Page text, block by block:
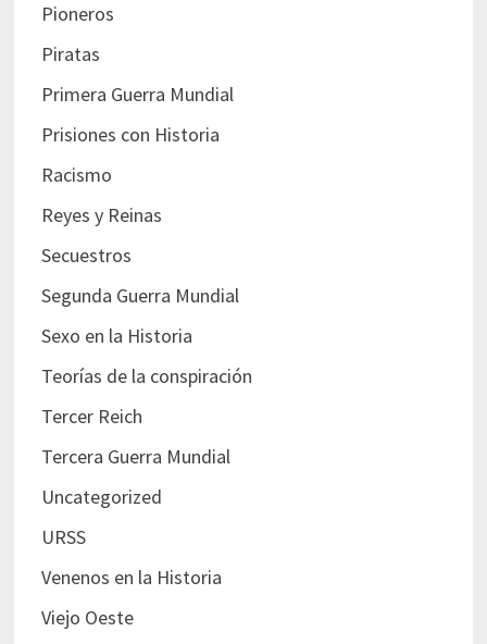
Pioneros
Piratas
Primera Guerra Mundial
Prisiones con Historia
Racismo
Reyes y Reinas
Secuestros
Segunda Guerra Mundial
Sexo en la Historia
Teorías de la conspiración
Tercer Reich
Tercera Guerra Mundial
Uncategorized
URSS
Venenos en la Historia
Viejo Oeste